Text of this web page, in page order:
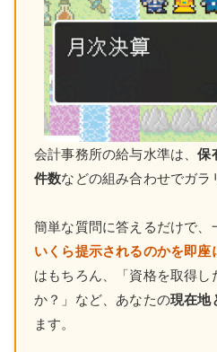
会計事務所の給与水準は、保
件数などの組み合わせでガラ
簡単な質問に答えるだけで、
いくら提示されるのかを即座
はもちろん、「資格を取得
か？」など、あなたの現在地
ます。